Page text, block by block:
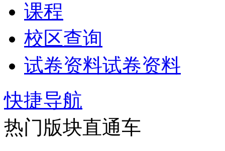
课程
校区查询
试卷资料试卷资料
快捷导航
热门版块直通车